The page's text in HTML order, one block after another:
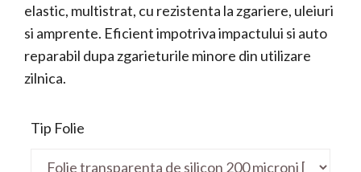
elastic, multistrat, cu rezistenta la zgariere, uleiuri
si amprente. Eficient impotriva impactului si auto
reparabil dupa zgarieturile minore din utilizare
zilnica.
Tip Folie